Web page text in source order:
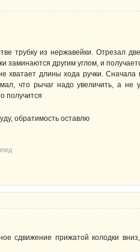
трубку из нержавейки. Отрезал
заминаются другим углом, и
хватает длины хода ручки.
что рычаг надо увеличить, а не
получится
обратимость оставлю
сдвижение прижатой колодки